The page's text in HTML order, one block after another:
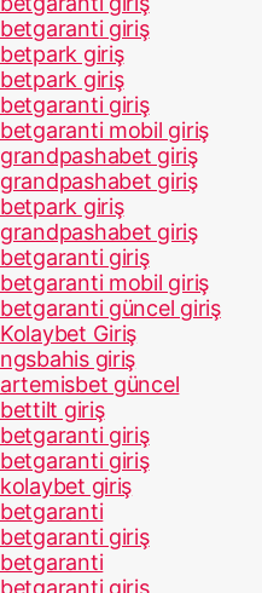
betgaranti giriş
betpark giriş
betpark giriş
betgaranti giriş
betgaranti mobil giriş
grandpashabet giriş
grandpashabet giriş
betpark giriş
grandpashabet giriş
betgaranti giriş
betgaranti mobil giriş
betgaranti güncel giriş
Kolaybet Giriş
ngsbahis giriş
artemisbet güncel
bettilt giriş
betgaranti giriş
betgaranti giriş
kolaybet giriş
betgaranti
betgaranti giriş
betgaranti
betgaranti giriş